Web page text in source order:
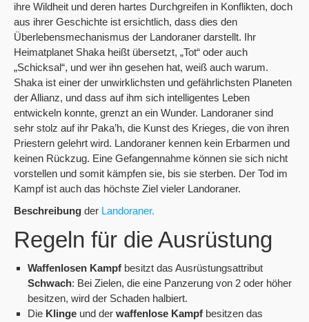
ihre Wildheit und deren hartes Durchgreifen in Konflikten, doch
aus ihrer Geschichte ist ersichtlich, dass dies den
Überlebensmechanismus der Landoraner darstellt. Ihr
Heimatplanet Shaka heißt übersetzt, „Tot“ oder auch
„Schicksal“, und wer ihn gesehen hat, weiß auch warum.
Shaka ist einer der unwirklichsten und gefährlichsten Planeten
der Allianz, und dass auf ihm sich intelligentes Leben
entwickeln konnte, grenzt an ein Wunder. Landoraner sind
sehr stolz auf ihr Paka’h, die Kunst des Krieges, die von ihren
Priestern gelehrt wird. Landoraner kennen kein Erbarmen und
keinen Rückzug. Eine Gefangennahme können sie sich nicht
vorstellen und somit kämpfen sie, bis sie sterben. Der Tod im
Kampf ist auch das höchste Ziel vieler Landoraner.
Beschreibung der Landoraner.
Regeln für die Ausrüstung
Waffenlosen Kampf besitzt das Ausrüstungsattribut
Schwach: Bei Zielen, die eine Panzerung von 2 oder höher
besitzen, wird der Schaden halbiert.
Die Klinge und der waffenlose Kampf besitzen das